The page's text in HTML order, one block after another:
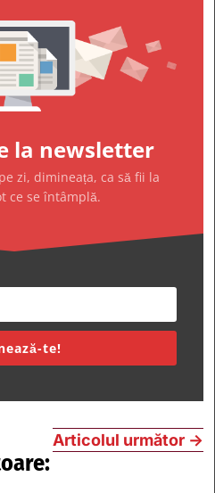
la newsletter
zi, dimineața, ca să fii la
ce se întâmplă.
te!
Articolul următor →